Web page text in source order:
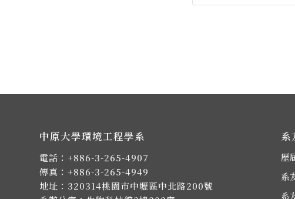
中原大學環境工程學系
電話： +886-3-265-4907
傳真：+886-3-265-4949
地址： 320314桃園市中壢區中北路200號
系
歷
系
系